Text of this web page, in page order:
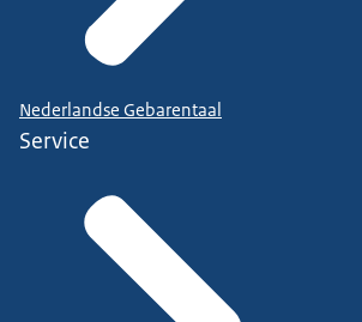
Nederlandse Gebarentaal
Service